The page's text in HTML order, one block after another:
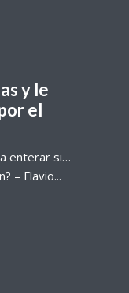
y le
el
enterar si…
– Flavio...